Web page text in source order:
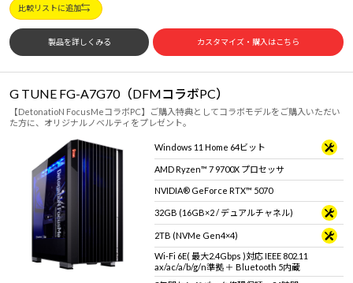
比較リストに追加
製品を詳しくみる カスタマイズ・購入はこちら
G TUNE FG-A7G70（DFMコラボPC）
【DetonatioN FocusMeコラボPC】ご購入特典としてコラボモデルをご購入いただい
た方に、オリジナルノベルティをプレゼント。
Windows 11 Home 64ビット
AMD Ryzen™ 7 9700X プロセッサ
NVIDIA® GeForce RTX™ 5070
32GB (16GB×2 / デュアルチャネル)
2TB (NVMe Gen4×4)
Wi-Fi 6E( 最大2.4Gbps )対応 IEEE 802.11
ax/ac/a/b/g/n準拠 ＋ Bluetooth 5内蔵